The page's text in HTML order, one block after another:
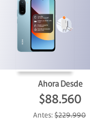
Ahora Desde
$88.560
Antes:$229.990